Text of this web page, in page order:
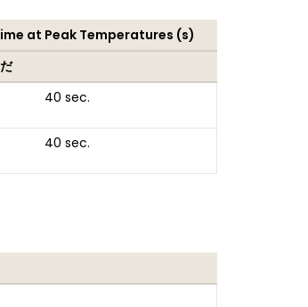
at Peak Temperatures (s)
40 sec.
40 sec.